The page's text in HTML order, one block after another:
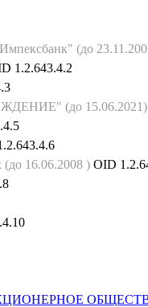
(до
1.2.643.4.2
(до 15.06.2021)
(до 16.06.2008 ) OID